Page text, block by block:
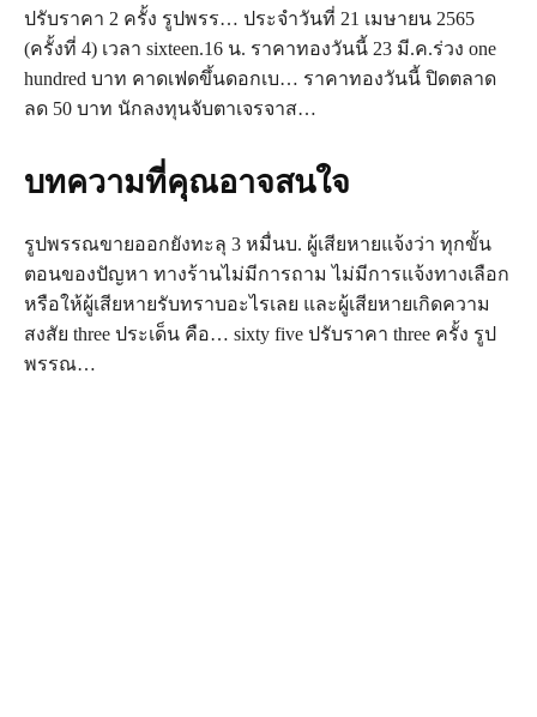
ปรับราคา 2 ครั้ง รูปพรร… ประจำวันที่ 21 เมษายน 2565
(ครั้งที่ 4) เวลา sixteen.16 น. ราคาทองวันนี้ 23 มี.ค.ร่วง one
hundred บาท คาดเฟดขึ้นดอกเบ… ราคาทองวันนี้ ปิดตลาด
ลด 50 บาท นักลงทุนจับตาเจรจาส…
บทความที่คุณอาจสนใจ
รูปพรรณขายออกยังทะลุ 3 หมื่นบ. ผู้เสียหายแจ้งว่า ทุกขั้น
ตอนของปัญหา ทางร้านไม่มีการถาม ไม่มีการแจ้งทางเลือก
หรือให้ผู้เสียหายรับทราบอะไรเลย และผู้เสียหายเกิดความ
สงสัย three ประเด็น คือ… sixty five ปรับราคา three ครั้ง รูป
พรรณ…